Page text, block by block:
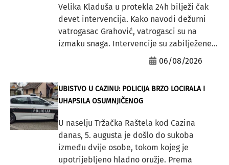
Velika Kladuša u protekla 24h bilježi čak
devet intervencija. Kako navodi dežurni
vatrogasac Grahović, vatrogasci su na
izmaku snaga. Intervencije su zabilježene...
06/08/2026
UBISTVO U CAZINU: POLICIJA BRZO LOCIRALA I
UHAPSILA OSUMNJIČENOG
U naselju Tržačka Raštela kod Cazina
danas, 5. augusta je došlo do sukoba
između dvije osobe, tokom kojeg je
upotrijebljeno hladno oružje. Prema